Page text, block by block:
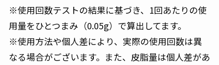
※使用回数テストの結果に基づき、1回あたりの使
用量をひとつまみ（0.05g）で算出してます。
※使用方法や個人差により、実際の使用回数は異
なる場合がございます。また、皮脂量は個人差があ